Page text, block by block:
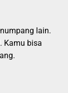
lain.
Kamu bisa